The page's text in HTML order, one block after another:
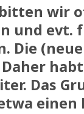
wir
und evt.
Die
Das